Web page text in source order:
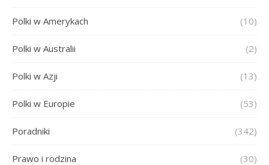
Polki w Amerykach (10)
Polki w Australii (2)
Polki w Azji (13)
Polki w Europie (53)
Poradniki (342)
Prawo i rodzina (30)